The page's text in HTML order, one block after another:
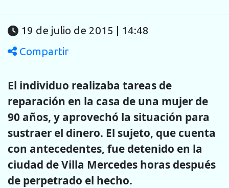
19 de julio de 2015 | 14:48
Compartir
El individuo realizaba tareas de
reparación en la casa de una mujer de
90 años, y aprovechó la situación para
sustraer el dinero. El sujeto, que cuenta
con antecedentes, fue detenido en la
ciudad de Villa Mercedes horas después
de perpetrado el hecho.